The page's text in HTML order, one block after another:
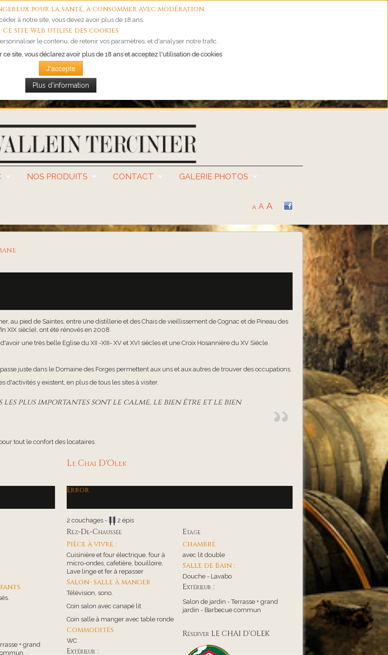
pour la santé, à consommer avec modération.
à notre site, vous devez avoir plus de 18 ans.
Ce site Web utilise des cookies
le contenu, de retenir vos paramètres, et d'analyser notre trafic.
site, vous déclarez avoir plus de 18 ans et acceptez l'utilisation de cookies
J'accepte
Plus d'information
NOS PRODUITS CONTACT GALERIE PHOTOS
A A A
au pied de Saintes, entre une distillerie et des Chais de vieillissement de Cognac et de Pineau des
XIX siècle), ont été rénovés en 2008.
une très belle Eglise du XII -XIII- XV et XVI siècles et une Croix Hosannière du XV Siècle.
juste dans le Domaine des Forges permettent aux uns et aux autres de trouver des occupations.
d'activités y existent, en plus de tous les sites à visiter.
les plus importantes sont le calme, le bien être et le bien
tout le confort des locataires.
+ grand
Le Chai D'Olek
Error
2 couchages - 2 épis
Rez-De-Chaussée
Pièce à vivre :
Cuisinière et four électrique, four à
micro-ondes, cafetière, bouilloire,
Lave linge et fer à repasser
Salon- salle à manger
Télévision, sono.
Coin salon avec canapé lit
Coin salle à manger avec table ronde
Commodités
WC
Extérieur :
Etage
chambre
avec lit double
Salle de Bain :
Douche - Lavabo
Extérieur :
Salon de jardin - Terrasse + grand
jardin - Barbecue commun
Réserver LE CHAI D'OLEK